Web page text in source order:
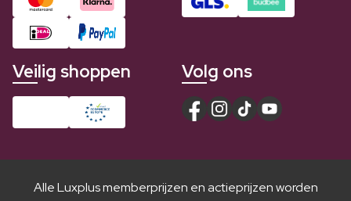
Veilig shoppen Volg ons
Alle Luxplus memberprijzen en actieprijzen worden